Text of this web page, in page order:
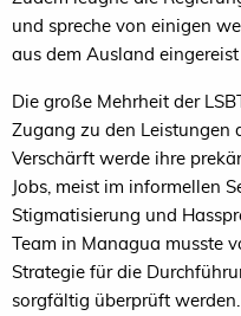
und spreche von einigen
aus dem Ausland eingereist
Die große Mehrheit der
Zugang zu den Leistungen
Verschärft werde ihre
Jobs, meist im informellen
Stigmatisierung und
Team in Managua musste
Strategie für die
sorgfältig überprüft